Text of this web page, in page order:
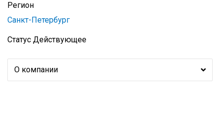
Регион
Санкт-Петербург
Статус Действующее
О компании